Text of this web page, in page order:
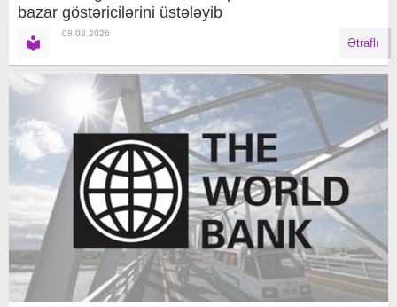
bazar göstəricilərini üstələyib
08.08.2026
Ətraflı